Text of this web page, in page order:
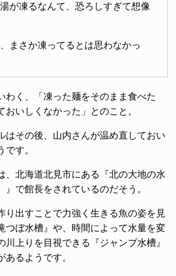
が凍るなんて、恐ろしすぎて想像
まさか凍ってるとは思わなかっ
わく、「凍った麺をそのまま食べた
おいしくなかった」とのこと。
はその後、山内さんが温め直しておい
です。
、北海道北見市にある『北の大地の水
』で館長をされているのだそう。
り出すことで力強く生きる魚の姿を見
つぼ水槽』や、時間によって水量を変
川上りを目視できる『ジャンプ水槽』
あるようです。